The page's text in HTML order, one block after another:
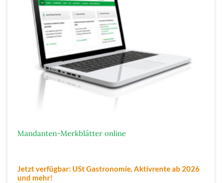
Mandanten-Merkblätter online
Jetzt verfügbar: USt Gastronomie, Aktivrente ab 2026
und mehr!